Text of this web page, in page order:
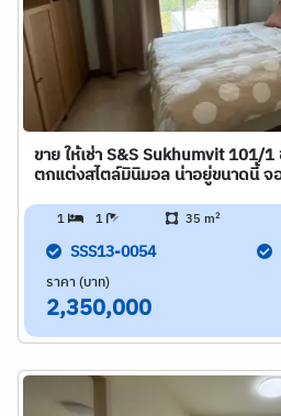
ขาย ให้เช่า S&S Sukhumvit 101/
ตกแต่งสไตล์มินิมอล น่าอยู่ขนาดนี้ จ
1 1 35 m2
SSS13-0054
ราคา (บาท)
2,350,000